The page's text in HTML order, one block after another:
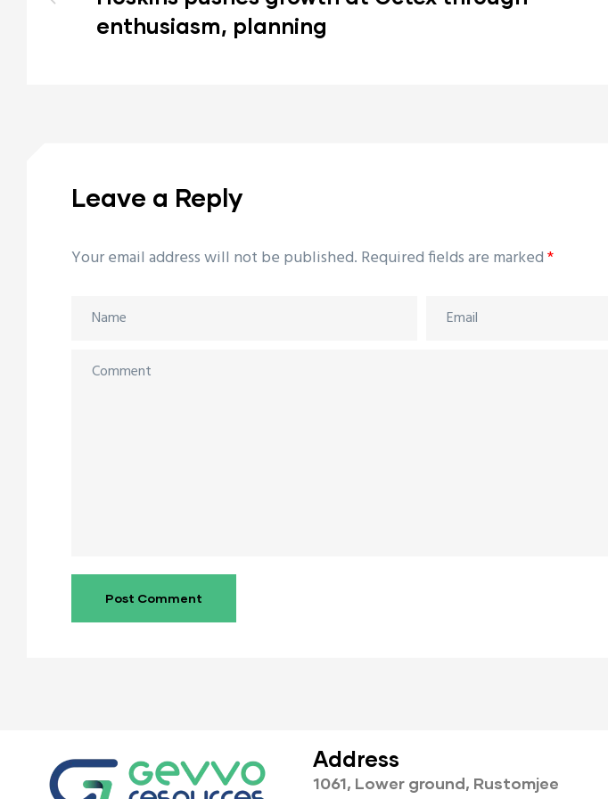
enthusiasm, planning
Leave a Reply
Your email address will not be published. Required fields are marked*
Address
1061, Lower ground, Rustomjee